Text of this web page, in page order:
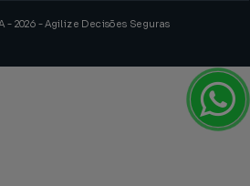
- 2026 - Agilize Decisões Seguras